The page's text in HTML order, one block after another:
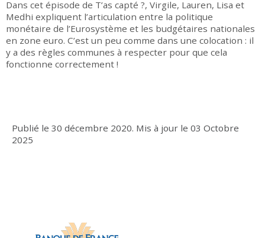
Dans cet épisode de T’as capté ?, Virgile, Lauren, Lisa et
Medhi expliquent l’articulation entre la politique
monétaire de l’Eurosystème et les budgétaires nationales
en zone euro. C’est un peu comme dans une colocation : il
y a des règles communes à respecter pour que cela
fonctionne correctement !
Publié le 30 décembre 2020. Mis à jour le 03 Octobre
2025